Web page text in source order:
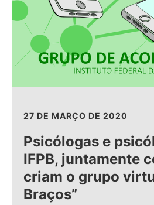
27 DE MARÇO DE 2020
Psicólogas e
IFPB, juntamente
criam o grupo
Braços”